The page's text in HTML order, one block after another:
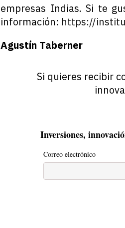
empresas Indias. Si te
información: https://
Agustín Taberner
Si quieres recibir
Inversiones,
Correo electrónico